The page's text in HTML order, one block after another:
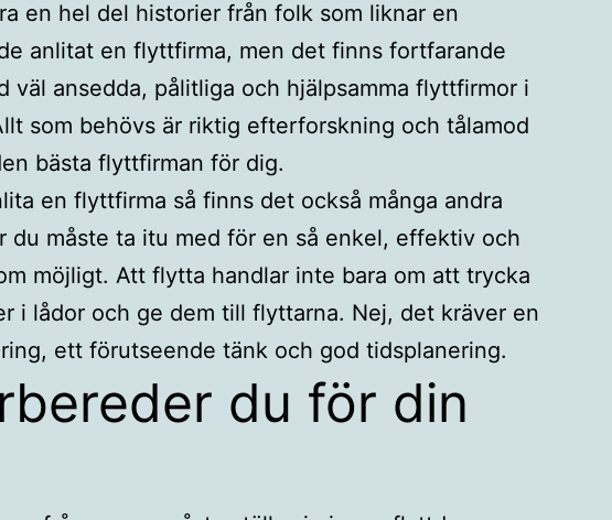
en hel del historier från folk som liknar en
anlitat en flyttfirma, men det finns fortfarande
väl ansedda, pålitliga och hjälpsamma flyttfirmor i
som behövs är riktig efterforskning och tålamod
bästa flyttfirman för dig.
en flyttfirma så finns det också många andra
du måste ta itu med för en så enkel, effektiv och
möjligt. Att flytta handlar inte bara om att trycka
i lådor och ge dem till flyttarna. Nej, det kräver en
ett förutseende tänk och god tidsplanering.
du för din